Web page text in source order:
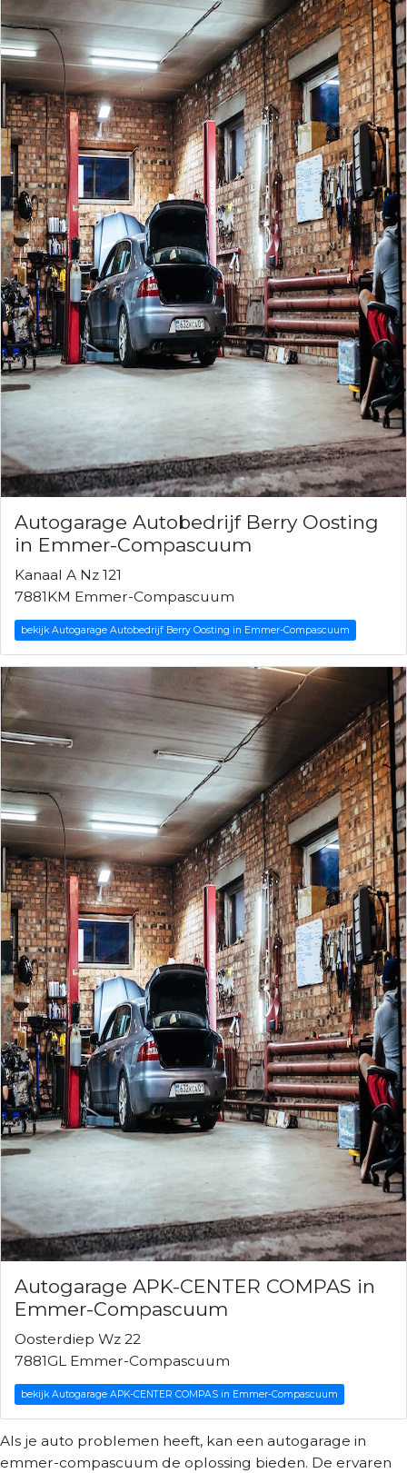
Autogarage Autobedrijf Berry Oosting
in Emmer-Compascuum
Kanaal A Nz 121
7881KM Emmer-Compascuum
bekijk Autogarage Autobedrijf Berry Oosting in Emmer-Compascuum
Autogarage APK-CENTER COMPAS in
Emmer-Compascuum
Oosterdiep Wz 22
7881GL Emmer-Compascuum
bekijk Autogarage APK-CENTER COMPAS in Emmer-Compascuum
Als je auto problemen heeft, kan een autogarage in
emmer-compascuum de oplossing bieden. De ervaren